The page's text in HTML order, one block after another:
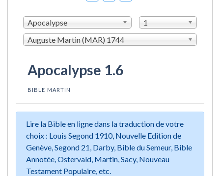
Apocalypse
1
Auguste Martin (MAR) 1744
Apocalypse 1.6
BIBLE MARTIN
Lire la Bible en ligne dans la traduction de votre
choix : Louis Segond 1910, Nouvelle Edition de
Genève, Segond 21, Darby, Bible du Semeur, Bible
Annotée, Ostervald, Martin, Sacy, Nouveau
Testament Populaire, etc.